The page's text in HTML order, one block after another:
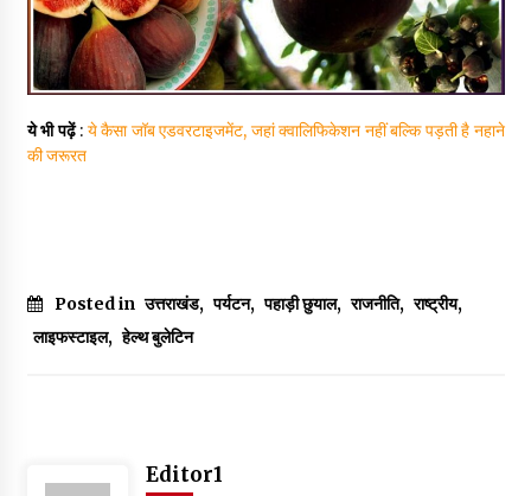
ये भी पढ़ें: ये कैसा जॉब एडवरटाइजमेंट, जहां क्वालिफिकेशन नहीं बल्कि पड़ती है नहाने
की जरूरत
Posted in उत्तराखंड, पर्यटन, पहाड़ी छुयाल, राजनीति, राष्ट्रीय,
लाइफस्टाइल, हेल्थ बुलेटिन
Editor1